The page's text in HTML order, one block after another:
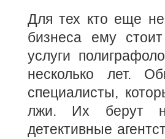
Для тех кто еще
бизнеса ему
услуги
несколько лет.
специалисты,
лжи. Их берут
детективные